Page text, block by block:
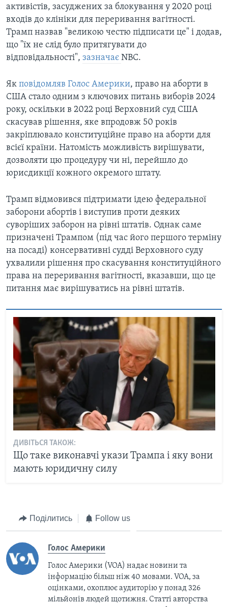
активістів, засуджених за блокування у 2020 році
входів до клініки для переривання вагітності.
Трамп назвав "великою честю підписати це" і додав,
що "їх не слід було притягувати до
відповідальності", зазначає NBC.
Як повідомляв Голос Америки, право на аборти в
США стало одним з ключових питань виборів 2024
року, оскільки в 2022 році Верховний суд США
скасував рішення, яке впродовж 50 років
закріплювало конституційне право на аборти для
всієї країни. Натомість можливість вирішувати,
дозволяти цю процедуру чи ні, перейшло до
юрисдикції кожного окремого штату.
Трамп відмовився підтримати ідею федеральної
заборони абортів і виступив проти деяких
суворіших заборон на рівні штатів. Однак саме
призначені Трампом (під час його першого терміну
на посаді) консервативні судді Верховного суду
ухвалили рішення про скасування конституційного
права на переривання вагітності, вказавши, що це
питання має вирішуватись на рівні штатів.
ДИВІТЬСЯ ТАКОЖ:
Що таке виконавчі укази Трампа і яку вони
мають юридичну силу
Поділитись Follow us
Голос Америки
Голос Америки (VOA) надає новини та
інформацію більш ніж 40 мовами. VOA, за
оцінками, охоплює аудиторію у понад 326
мільйонів людей щотижня. Статті авторства